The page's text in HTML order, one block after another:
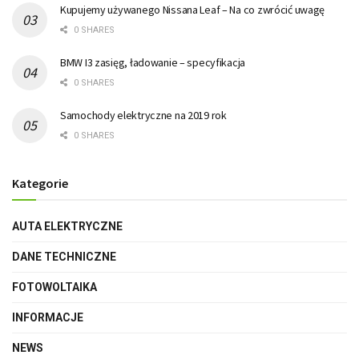
Kupujemy używanego Nissana Leaf – Na co zwrócić uwagę
0 SHARES
BMW I3 zasięg, ładowanie – specyfikacja
0 SHARES
Samochody elektryczne na 2019 rok
0 SHARES
Kategorie
AUTA ELEKTRYCZNE
DANE TECHNICZNE
FOTOWOLTAIKA
INFORMACJE
NEWS